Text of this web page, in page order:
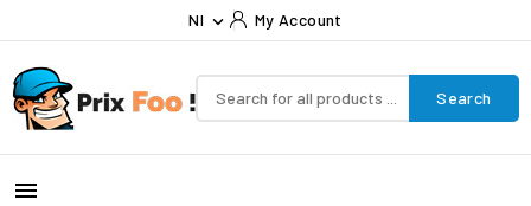
Nl  My Account
Search
